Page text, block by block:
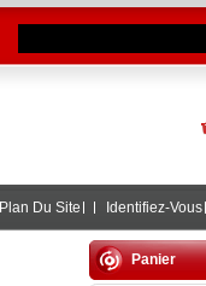
Plan Du Site Identifiez-Vous
Panier